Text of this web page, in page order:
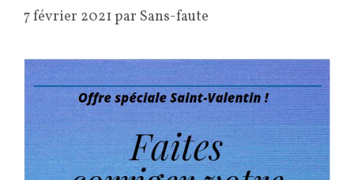
7 février 2021 par Sans-faute